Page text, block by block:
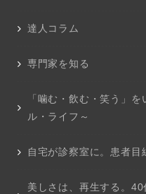
達人コラム
専門家を知る
「噛む・飲む・笑う」
ル・ライフ～
自宅が診察室に。患者
美しさは、再生する。40